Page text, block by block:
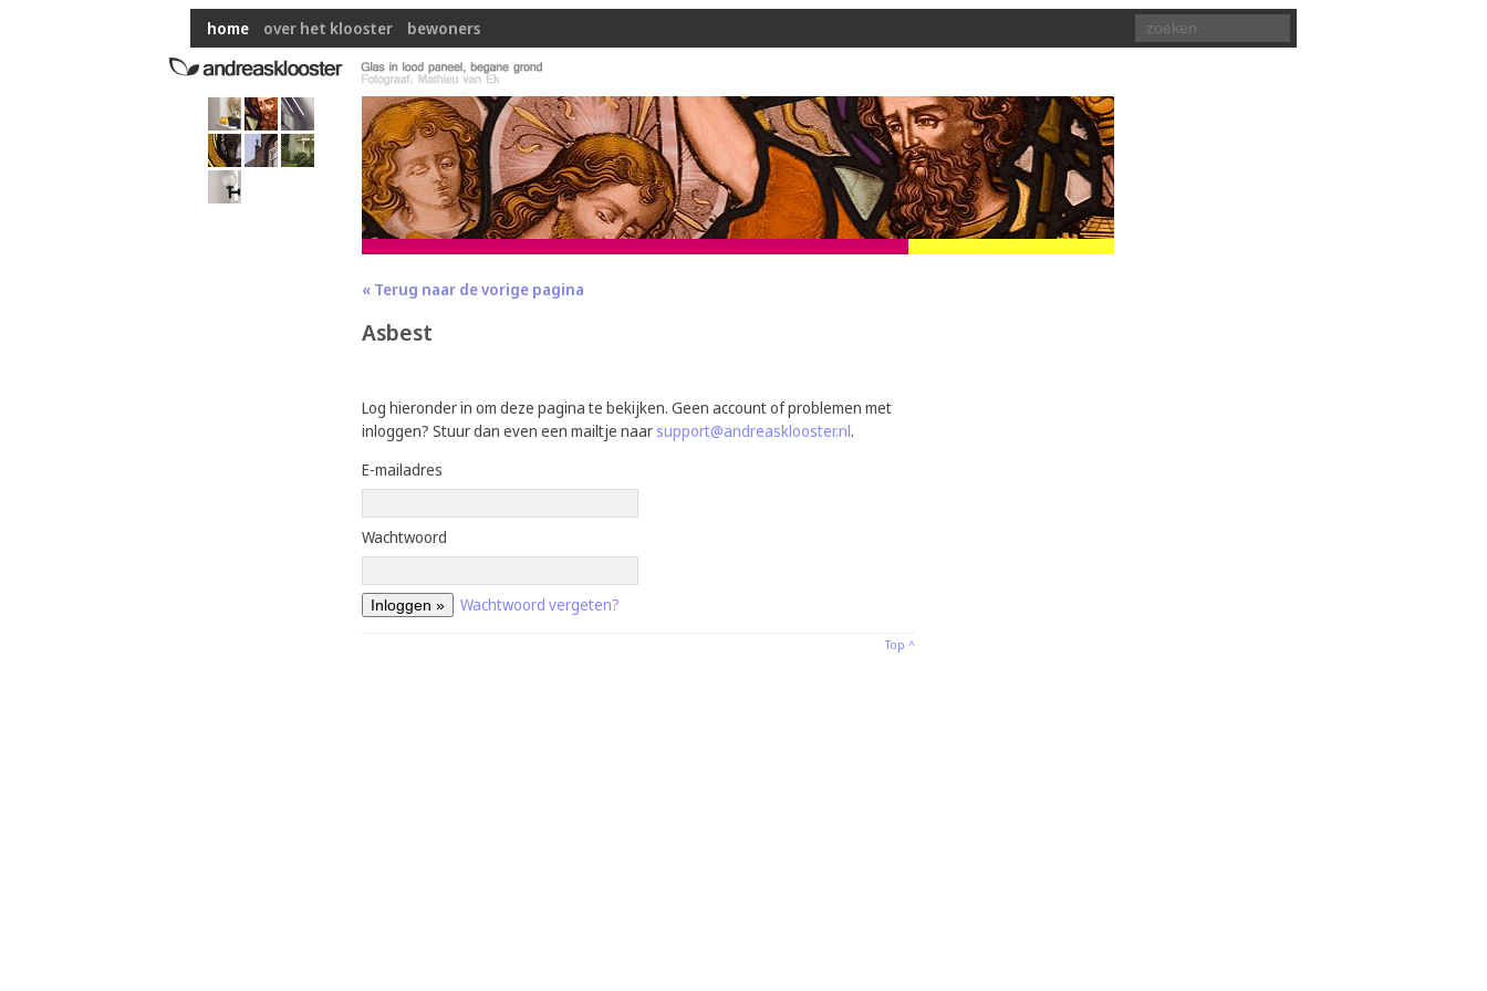
home over het klooster bewoners
« Terug naar de vorige pagina
Asbest
Log hieronder in om deze pagina te bekijken. Geen account of problemen met
inloggen? Stuur dan even een mailtje naar support@andreasklooster.nl.
E-mailadres
Wachtwoord
Wachtwoord vergeten?
Top ^